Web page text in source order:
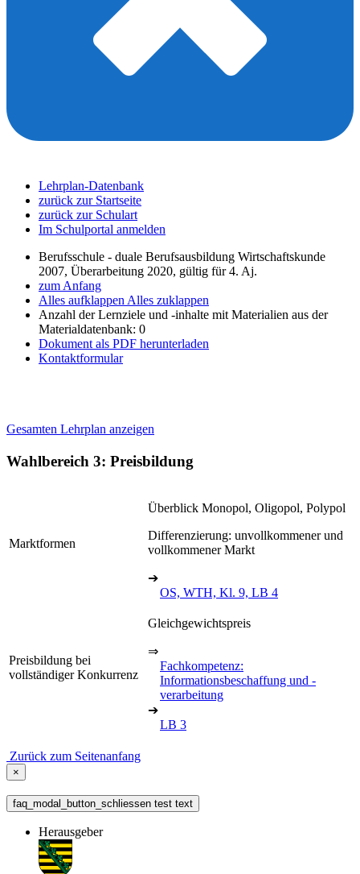
Lehrplan-Datenbank
zurück zur Startseite
zurück zur Schulart
Im Schulportal anmelden
Berufsschule - duale Berufsausbildung Wirtschaftskunde
2007, Überarbeitung 2020, gültig für 4. Aj.
zum Anfang
Alles aufklappen Alles zuklappen
Anzahl der Lernziele und -inhalte mit Materialien aus der
Materialdatenbank: 0
Dokument als PDF herunterladen
Kontaktformular
Gesamten Lehrplan anzeigen
Wahlbereich 3: Preisbildung
Marktformen
Überblick Monopol, Oligopol, Polypol
Differenzierung: unvollkommener und
vollkommener Markt
➔
OS, WTH, Kl. 9, LB 4
Preisbildung bei
vollständiger Konkurrenz
Gleichgewichtspreis
⇒
Fachkompetenz:
Informationsbeschaffung und -
verarbeitung
➔
LB 3
Zurück zum Seitenanfang
×
faq_modal_button_schliessen test text
Herausgeber